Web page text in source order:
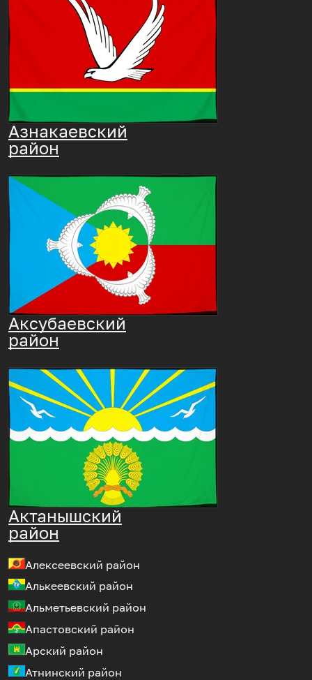
Азнакаевский
район
Аксубаевский
район
Актанышский
район
Алексеевский район
Алькеевский район
Альметьевский район
Апастовский район
Арский район
Атнинский район